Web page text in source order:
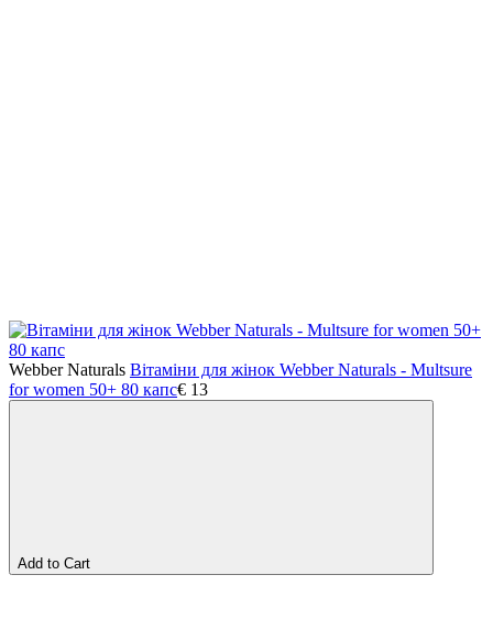
Webber Naturals Вітаміни для жінок Webber Naturals - Multsure
for women 50+ 80 капс€ 13
Add to Cart